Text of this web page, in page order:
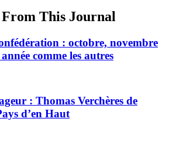
This Journal
: octobre, novembre
comme les autres
: Thomas Verchères de
d’en Haut